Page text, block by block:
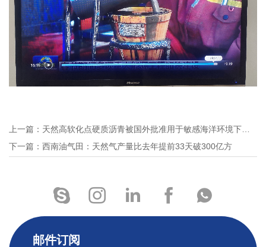
下一篇：西南油气田：天然气产量比去年提前33天破300亿方
邮件订阅